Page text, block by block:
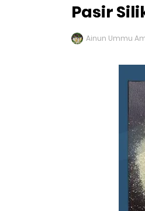
Pasir
Ainun Ummu